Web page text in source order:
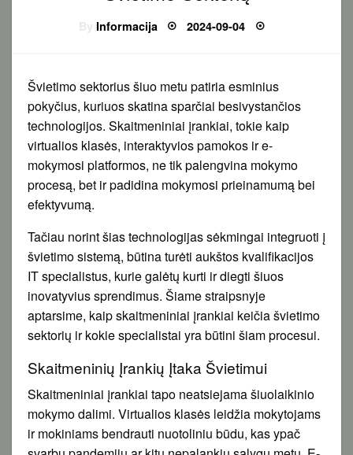
Informacija Posted
on
2024-09-04
Švietimo sektorius šiuo metu patiria esminius
pokyčius, kuriuos skatina sparčiai besivystančios
technologijos. Skaitmeniniai įrankiai, tokie kaip
virtualios klasės, interaktyvios pamokos ir e-
mokymosi platformos, ne tik palengvina mokymo
procesą, bet ir padidina mokymosi prieinamumą bei
efektyvumą.
Tačiau norint šias technologijas sėkmingai integruoti į
švietimo sistemą, būtina turėti aukštos kvalifikacijos
IT specialistus, kurie galėtų kurti ir diegti šiuos
inovatyvius sprendimus. Šiame straipsnyje
aptarsime, kaip skaitmeniniai įrankiai keičia švietimo
sektorių ir kokie specialistai yra būtini šiam procesui.
Skaitmeninių Įrankių Įtaka Švietimui
Skaitmeniniai įrankiai tapo neatsiejama šiuolaikinio
mokymo dalimi. Virtualios klasės leidžia mokytojams
ir mokiniams bendrauti nuotoliniu būdu, kas ypač